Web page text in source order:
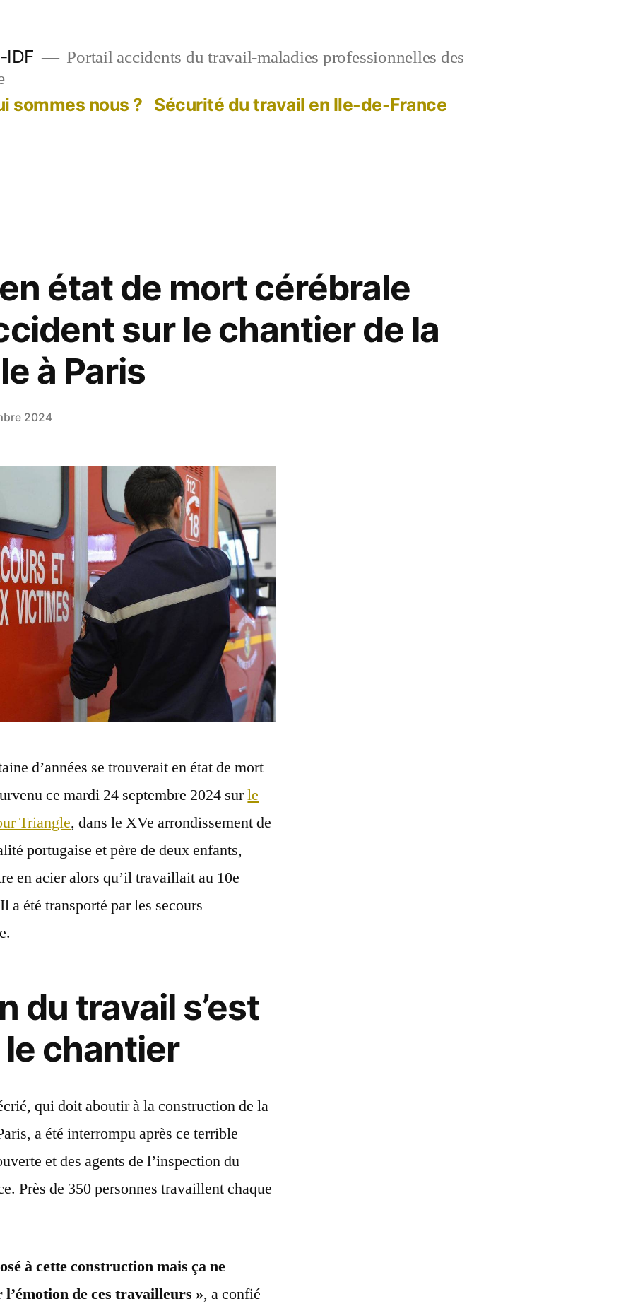
IDF
Portail accidents du travail-maladies professionnelles des
sommes nous ? Sécurité du travail en Ile-de-France
état de mort cérébrale
sur le chantier de la
à Paris
2024
d’années se trouverait en état de mort
ce mardi 24 septembre 2024 surle
Triangle, dans le XVe arrondissement de
portugaise et père de deux enfants,
en acier alors qu’il travaillait au 10e
a été transporté par les secours
du travail s’est
chantier
qui doit aboutir à la construction de la
a été interrompu après ce terrible
et des agents de l’inspection du
Près de 350 personnes travaillent chaque
à cette construction mais ça ne
l’émotion de ces travailleurs », a confié